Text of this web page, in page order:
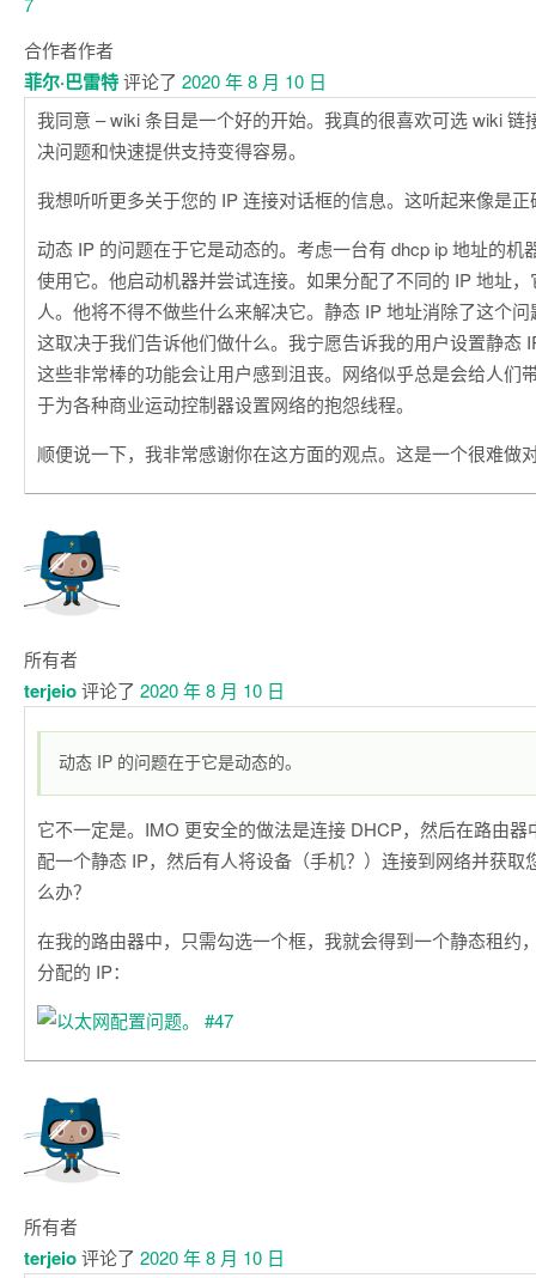
合作者作者
菲尔·巴雷特评论了 2020 年 8 月 10 日
我同意 – wiki 条目是一个好的开始。我真的很喜欢可选 wiki 链
决问题和快速提供支持变得容易。
我想听听更多关于您的 IP 连接对话框的信息。这听起来像是
动态 IP 的问题在于它是动态的。考虑一台有 dhcp ip 地址的机
使用它。他启动机器并尝试连接。如果分配了不同的 IP 地址
人。他将不得不做些什么来解决它。静态 IP 地址消除了这个
这取决于我们告诉他们做什么。我宁愿告诉我的用户设置静态
这些非常棒的功能会让用户感到沮丧。网络似乎总是会给人们
于为各种商业运动控制器设置网络的抱怨线程。
顺便说一下，我非常感谢你在这方面的观点。这是一个很难做
所有者
terjeio评论了 2020 年 8 月 10 日
动态 IP 的问题在于它是动态的。
它不一定是。IMO 更安全的做法是连接 DHCP，然后在路由器
配一个静态 IP，然后有人将设备（手机？）连接到网络并获取
么办？
在我的路由器中，只需勾选一个框，我就会得到一个静态租约
分配的 IP：
所有者
terjeio评论了 2020 年 8 月 10 日